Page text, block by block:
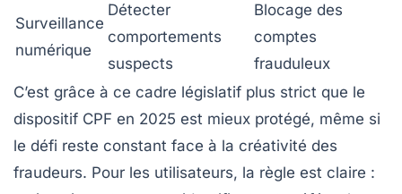
Surveillance
numérique
Détecter
comportements
suspects
Blocage des
comptes
frauduleux
C’est grâce à ce cadre législatif plus strict que le
dispositif CPF en 2025 est mieux protégé, même si
le défi reste constant face à la créativité des
fraudeurs. Pour les utilisateurs, la règle est claire :